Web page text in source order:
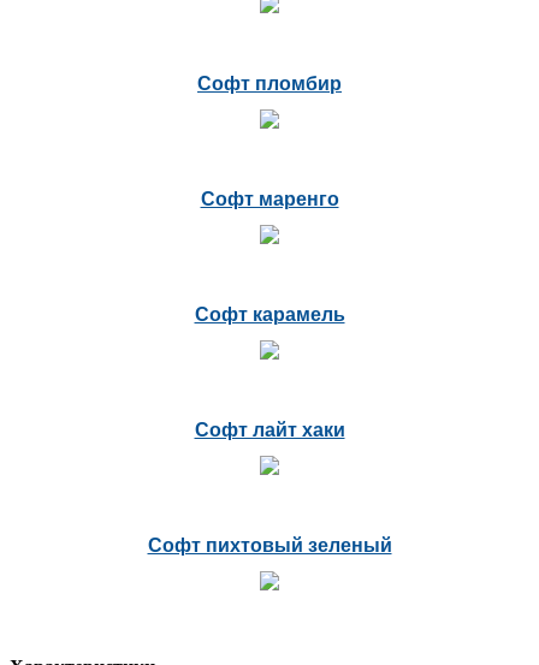
Софт пломбир
Софт маренго
Софт карамель
Софт лайт хаки
Софт пихтовый зеленый